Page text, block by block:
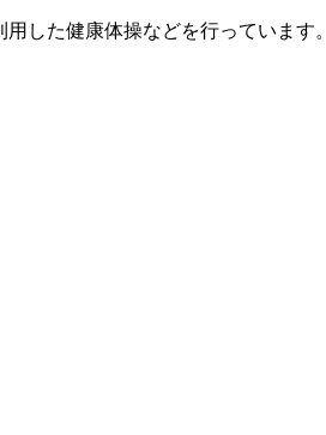
した健康体操などを行っています。